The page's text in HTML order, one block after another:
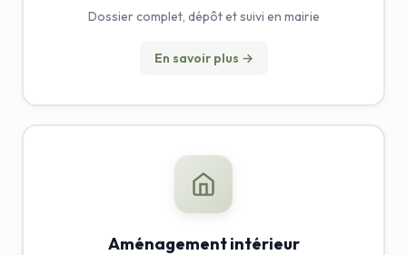
Dossier complet, dépôt et suivi en mairie
En savoir plus →
Aménagement intérieur